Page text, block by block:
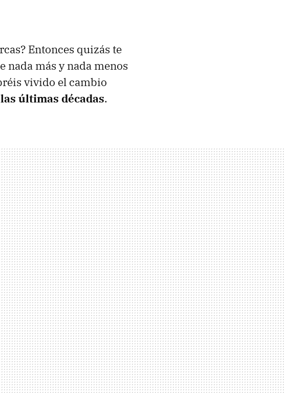
Entonces quizás te
nada más y nada menos
vivido el cambio
últimas décadas.